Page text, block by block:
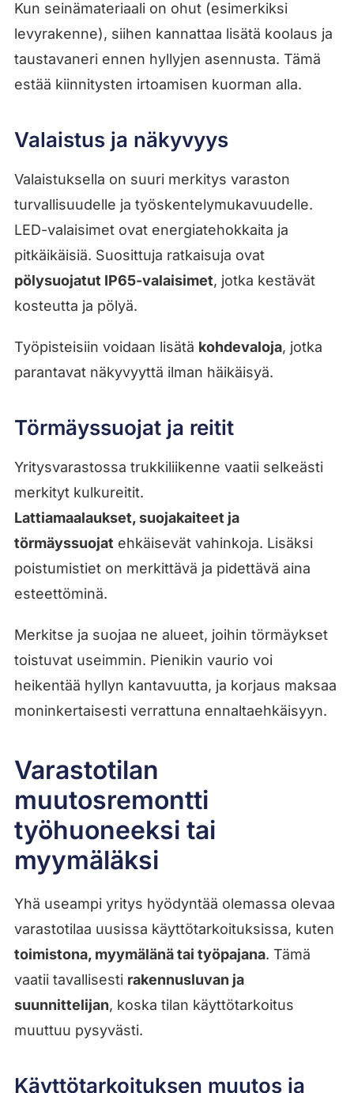
Kun seinämateriaali on ohut (esimerkiksi
levyrakenne), siihen kannattaa lisätä koolaus ja
taustavaneri ennen hyllyjen asennusta. Tämä
estää kiinnitysten irtoamisen kuorman alla.
Valaistus ja näkyvyys
Valaistuksella on suuri merkitys varaston
turvallisuudelle ja työskentelymukavuudelle.
LED-valaisimet ovat energiatehokkaita ja
pitkäikäisiä. Suosittuja ratkaisuja ovat
pölysuojatut IP65-valaisimet, jotka kestävät
kosteutta ja pölyä.
Työpisteisiin voidaan lisätä kohdevaloja, jotka
parantavat näkyvyyttä ilman häikäisyä.
Törmäyssuojat ja reitit
Yritysvarastossa trukkiliikenne vaatii selkeästi
merkityt kulkureitit.
Lattiamaalaukset, suojakaiteet ja
törmäyssuojat ehkäisevät vahinkoja. Lisäksi
poistumistiet on merkittävä ja pidettävä aina
esteettöminä.
Merkitse ja suojaa ne alueet, joihin törmäykset
toistuvat useimmin. Pienikin vaurio voi
heikentää hyllyn kantavuutta, ja korjaus maksaa
moninkertaisesti verrattuna ennaltaehkäisyyn.
Varastotilan
muutosremontti
työhuoneeksi tai
myymäläksi
Yhä useampi yritys hyödyntää olemassa olevaa
varastotilaa uusissa käyttötarkoituksissa, kuten
toimistona, myymälänä tai työpajana. Tämä
vaatii tavallisesti rakennusluvan ja
suunnittelijan, koska tilan käyttötarkoitus
muuttuu pysyvästi.
Käyttötarkoituksen muutos ja